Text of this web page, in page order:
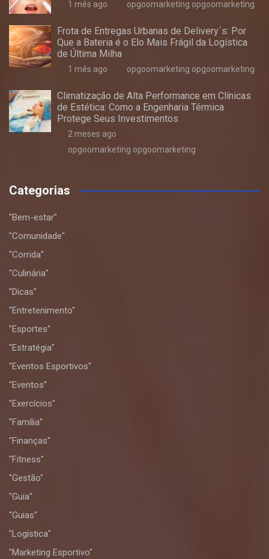
1 mês ago opgoomarketing opgoomarketing
Frota de Entregas Urbanas de Delivery´s: Por
Que a Bateria é o Elo Mais Frágil da Logística
de Última Milha
1 mês ago opgoomarketing opgoomarketing
Climatização de Alta Performance em Clínicas
de Estética: Como a Engenharia Térmica
Protege Seus Investimentos
2 meses ago
opgoomarketing opgoomarketing
Categorias
"Bem-estar"
"Comunidade"
"Corrida"
"Culinária"
"Dicas"
"Entretenimento"
"Esportes"
"Estratégia"
"Eventos Esportivos"
"Eventos"
"Exercícios"
"Família"
"Finanças"
"Fitness"
"Gestão"
"Guia"
"Guias"
"Logística"
"Marketing Esportivo"